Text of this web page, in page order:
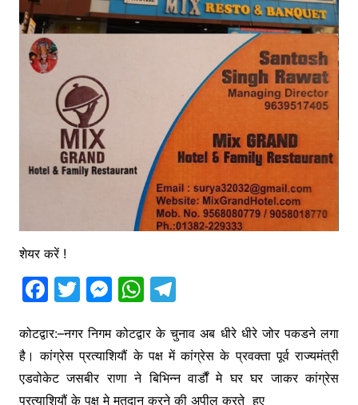
शेयर करें !
F
c
e
b
T
itt
er
M
s
s
e
W
at
s
A
T
e
gr
a
कोटद्वार:–नगर निगम कोटद्वार के चुनाव अब धीरे धीरे जोर पकडने लगा
है। कांग्रेस प्रत्याशियौं के पक्ष में कांग्रेस के प्रवक्ता पूर्व राज्यमंत्री
एडवोकेट जसबीर राणा ने बिभिन्न वार्डौं मे घर घर जाकर कांग्रेस
प्रत्याशियौं के पक्ष मे मतदान करने की अपील करते हुए